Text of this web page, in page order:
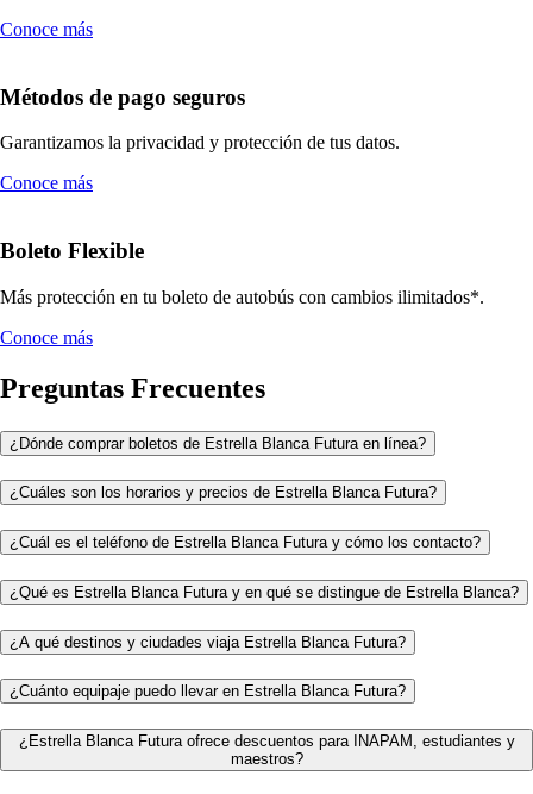
Conoce más
Métodos de pago seguros
Garantizamos la privacidad y protección de tus datos.
Conoce más
Boleto Flexible
Más protección en tu boleto de autobús con cambios ilimitados*.
Conoce más
Preguntas Frecuentes
¿Dónde comprar boletos de Estrella Blanca Futura en línea?
¿Cuáles son los horarios y precios de Estrella Blanca Futura?
¿Cuál es el teléfono de Estrella Blanca Futura y cómo los contacto?
¿Qué es Estrella Blanca Futura y en qué se distingue de Estrella Blanca?
¿A qué destinos y ciudades viaja Estrella Blanca Futura?
¿Cuánto equipaje puedo llevar en Estrella Blanca Futura?
¿Estrella Blanca Futura ofrece descuentos para INAPAM, estudiantes y
maestros?